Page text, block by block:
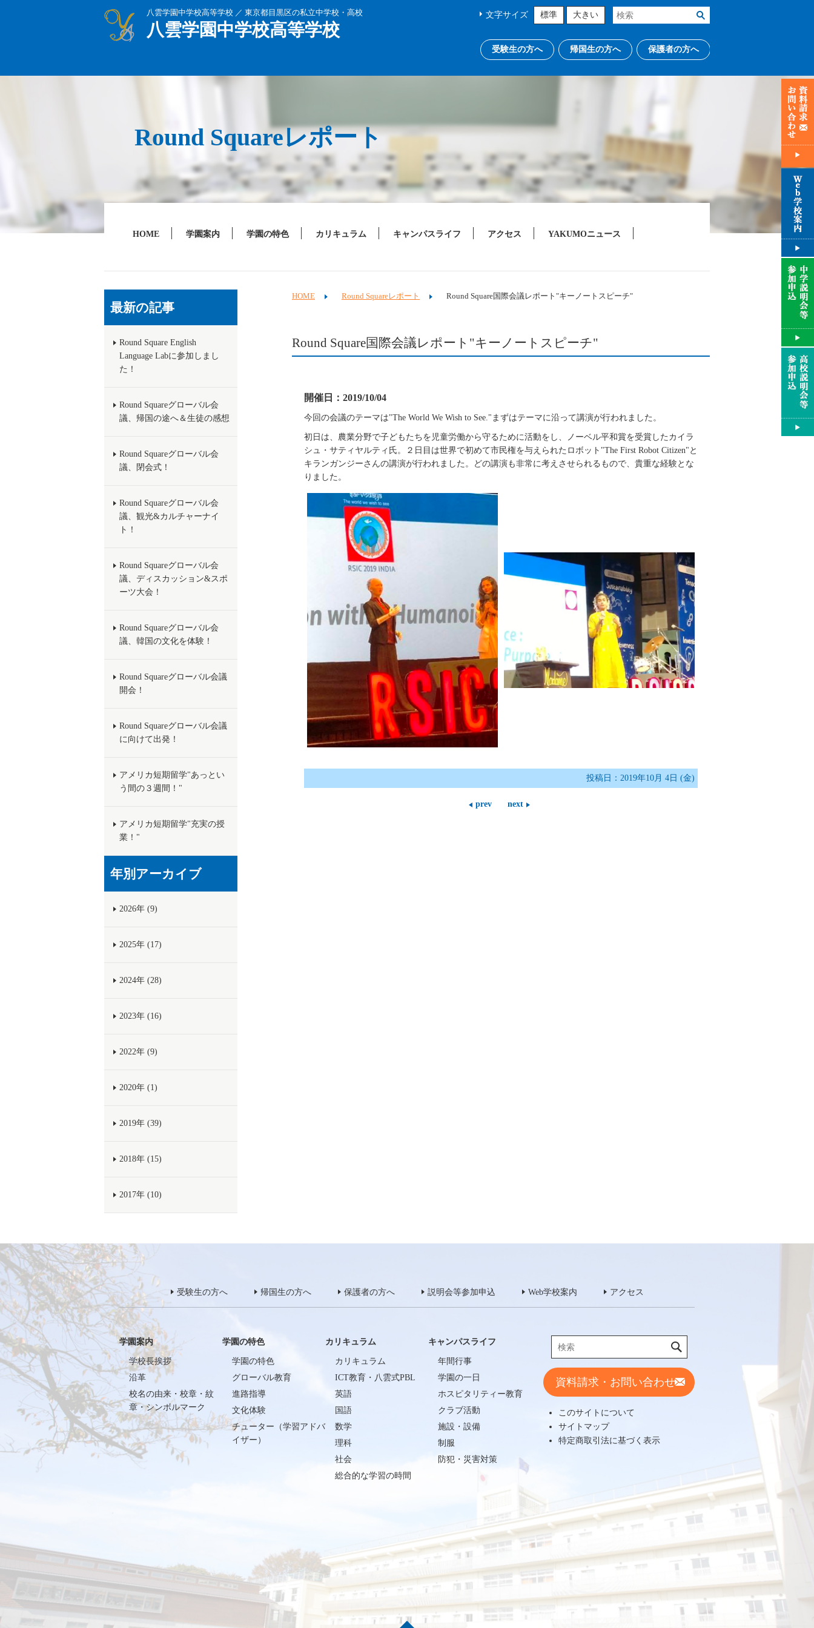
八雲学園中学校高等学校 ／ 東京都目黒区の私立中学校・高校
八雲学園中学校高等学校
文字サイズ 標準 大きい
受験生の方へ 帰国生の方へ 保護者の方へ
Round Squareレポート
HOME 学園案内 学園の特色 カリキュラム キャンパスライフ アクセス YAKUMOニュース
HOME Round Squareレポート Round Square国際会議レポート"キーノートスピーチ"
Round Square国際会議レポート"キーノートスピーチ"
開催日：2019/10/04
今回の会議のテーマは"The World We Wish to See."まずはテーマに沿って講演が行われました。
初日は、 農業分野で子どもたちを児童労働から守るために活動をし、 ノーベル平和賞を受賞した カイラ
シュ・サティヤルティ氏。２日目は世界で初めて市民権を与えられたロボット"The First Robot Citizen"と
キランガンジーさんの講演が行われました。どの講演も非常に考えさせられるもので、貴重な経験とな
りました。
投稿日：2019年10月 4日 (金)
prev next
最新の記事
Round Square English
Language Labに参加しまし
た！
Round Squareグローバル会
議、帰国の途へ＆生徒の感想
Round Squareグローバル会
議、閉会式！
Round Squareグローバル会
議、観光&カルチャーナイ
ト！
Round Squareグローバル会
議、ディスカッション&スポ
ーツ大会！
Round Squareグローバル会
議、韓国の文化を体験！
Round Squareグローバル会議
開会！
Round Squareグローバル会議
に向けて出発！
アメリカ短期留学"あっとい
う間の３週間！"
アメリカ短期留学"充実の授
業！"
年別アーカイブ
2026年 (9)
2025年 (17)
2024年 (28)
2023年 (16)
2022年 (9)
2020年 (1)
2019年 (39)
2018年 (15)
2017年 (10)
受験生の方へ 帰国生の方へ 保護者の方へ 説明会等参加申込 Web学校案内 アクセス
学園案内
学校長挨拶
沿革
校名の由来・校章・紋
章・シンボルマーク
学園の特色
学園の特色
グローバル教育
進路指導
文化体験
チューター（学習アドバ
イザー）
カリキュラム
カリキュラム
ICT教育・八雲式PBL
英語
国語
数学
理科
社会
総合的な学習の時間
キャンパスライフ
年間行事
学園の一日
ホスピタリティー教育
クラブ活動
施設・設備
制服
防犯・災害対策
資料請求・お問い合わせ
このサイトについて
サイトマップ
特定商取引法に基づく表示